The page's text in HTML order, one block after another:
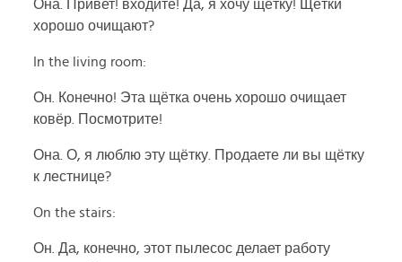
Она. Привет! входите! Да, я хочу щётку! Щётки
хорошо очищают?
In the living room:
Он. Конечно! Эта щётка очень хорошо очищает
ковёр. Посмотрите!
Она. О, я люблю эту щётку. Продаете ли вы щётку
к лестнице?
On the stairs:
Он. Да, конечно, этот пылесос делает работу